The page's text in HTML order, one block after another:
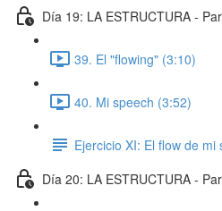
Día 19: LA ESTRUCTURA -
39. El "flowing" (3:10)
40. Mi speech (3:52)
Ejercicio XI: El flow de mi
Día 20: LA ESTRUCTURA -